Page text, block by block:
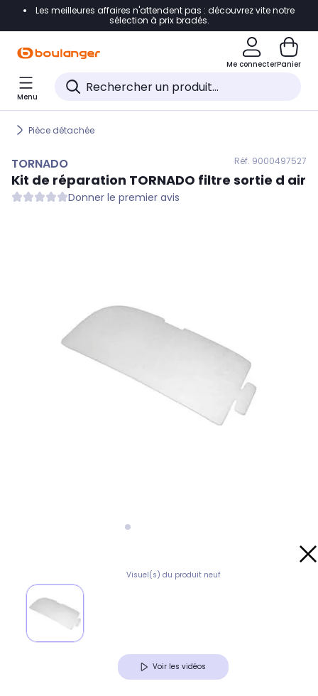
Accéder directement à la navigation
Accéder directement au pied de page
Accéder directement au chatbot
Les meilleures affaires n'attendent pas : découvrez vite notre
sélection à prix bradés.
Me connecterPanier
Menu
Pièce détachée
TORNADO Réf. 9000497527
Kit de réparation TORNADO filtre sortie d air
Donner le premier avis
Visuel(s) du produit neuf
Voir les vidéos